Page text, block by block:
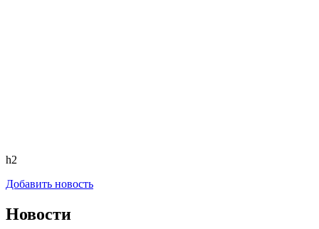
h2
Добавить новость
Новости